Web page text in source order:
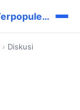
🎯 333V Aplikasi Resmi | 333V Terpopuler JP 🎯
› Diskusi